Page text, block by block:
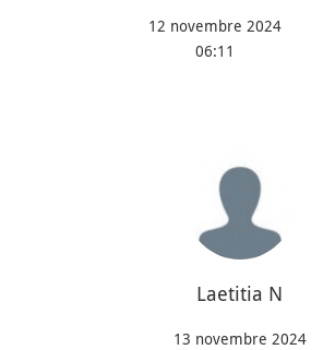
12 novembre 2024
06:11
Laetitia N
13 novembre 2024